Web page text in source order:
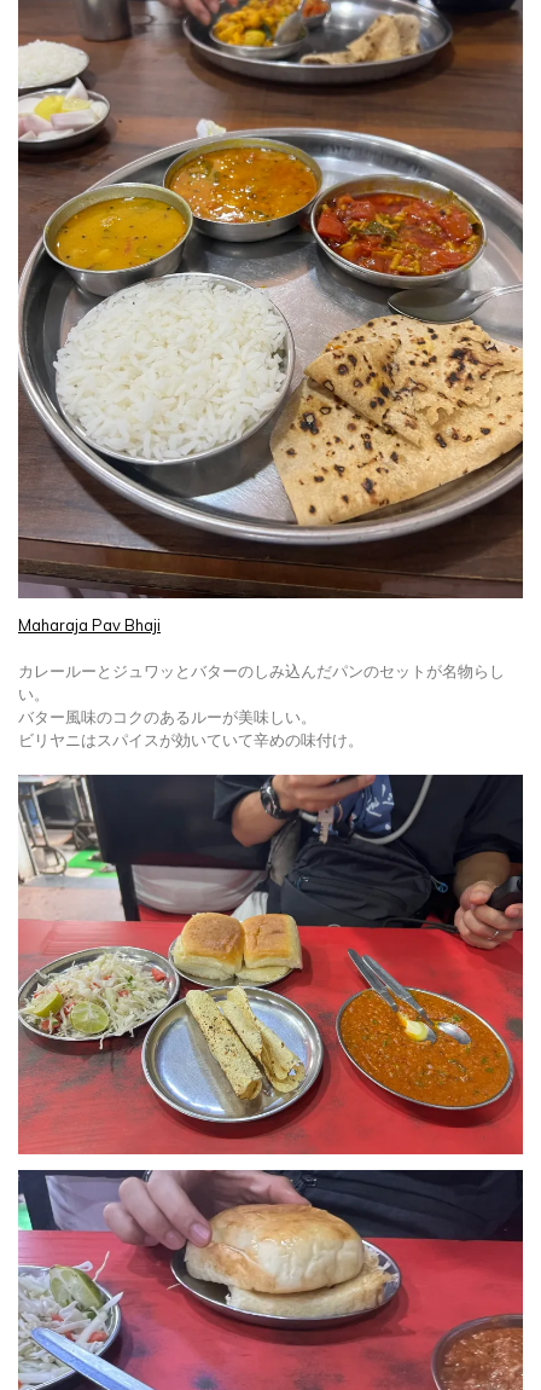
Maharaja Pav Bhaji
カレールーとジュワッとバターのしみ込んだパンのセットが名物らし
い。
バター風味のコクのあるルーが美味しい。
ビリヤニはスパイスが効いていて辛めの味付け。